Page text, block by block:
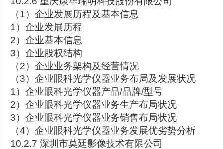
（1）企业发展历程及基本信息
1）企业发展历程
2）企业基本信息
3）企业股权结构
（2）企业业务架构及经营情况
（3）企业眼科光学仪器业务布局及发展状况
1）企业眼科光学仪器产品/品牌/型号
2）企业眼科光学仪器业务生产布局状况
3）企业眼科光学仪器业务销售布局状况
（4）企业眼科光学仪器业务发展优劣势分析
10.2.7 深圳市莫廷影像技术有限公司